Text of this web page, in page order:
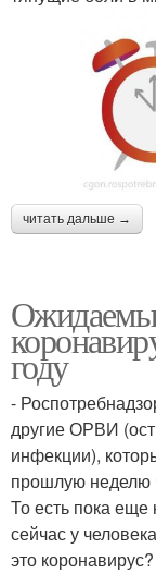
читать дальше →
году
-
другие ОРВИ
инфекции),
прошлую неделю
То есть пока еще
сейчас у
это коронавирус?